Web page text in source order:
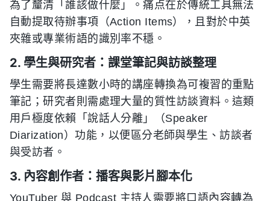
為了釐清「誰該做什麼」。痛点在於傳統工具無法
自動提取待辦事項（Action Items），且對於中英
夾雜或專業術語的識別率不穩。
2. 學生與研究者：課堂筆記與訪談整理
學生需要將長達數小時的講座轉換為可複習的重點
筆記；研究者則需處理大量的質性訪談資料。這類
用戶極度依賴「說話人分離」（Speaker
Diarization）功能，以便區分老師與學生、訪談者
與受訪者。
3. 內容創作者：播客與影片腳本化
YouTuber 與 Podcast 主持人需要將口語內容轉為